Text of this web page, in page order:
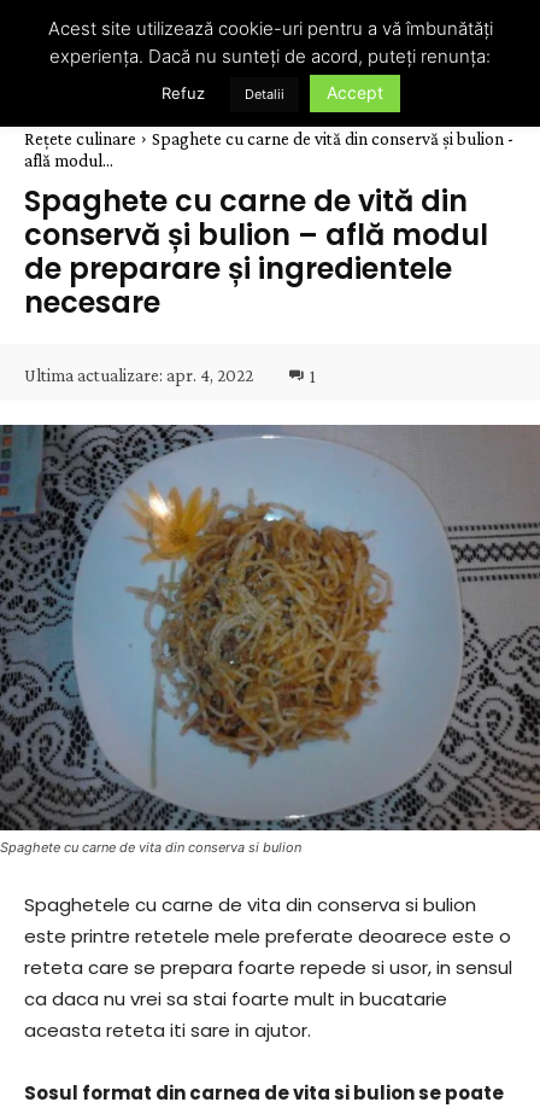
Rețete culinare
Spaghete cu carne de vită din conservă și bulion -
află modul...
Spaghete cu carne de vită din
conservă și bulion – află modul
de preparare și ingredientele
necesare
Ultima actualizare: apr. 4, 2022 1
Spaghete cu carne de vita din conserva si bulion
Spaghetele cu carne de vita din conserva si bulion
este printre retetele mele preferate deoarece este o
reteta care se prepara foarte repede si usor, in sensul
ca daca nu vrei sa stai foarte mult in bucatarie
aceasta reteta iti sare in ajutor.
Sosul format din carnea de vita si bulion se poate
Acest site utilizează cookie-uri pentru a vă îmbunătăți
experiența. Dacă nu sunteți de acord, puteți renunța:
Refuz Detalii Accept